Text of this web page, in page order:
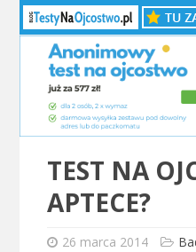
TEST NA
APTECE?
26 marca 2014